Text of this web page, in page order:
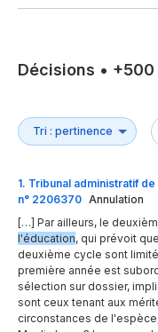
Décisions • +500
1. Tribunal administratif
n° 2206370 Annulation
[…] Par ailleurs, le
l'éducation, qui prévoit
deuxième cycle sont
première année est
sélection sur dossier,
sont ceux tenant aux
circonstances de